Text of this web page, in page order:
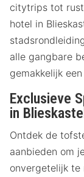
citytrips tot
hotel in
alle gangbare
gemakkelijk
Exclusieve
in
Ontdek de
aanbieden om
onvergetelijk te